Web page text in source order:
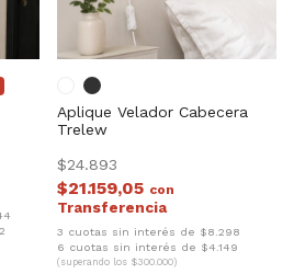
Aplique Velador Cabecera
Trelew
$24.893
$21.159,05 con
3 cuotas sin interés de $8.298
6 cuotas sin interés de $4.149
(superando los $300.000)